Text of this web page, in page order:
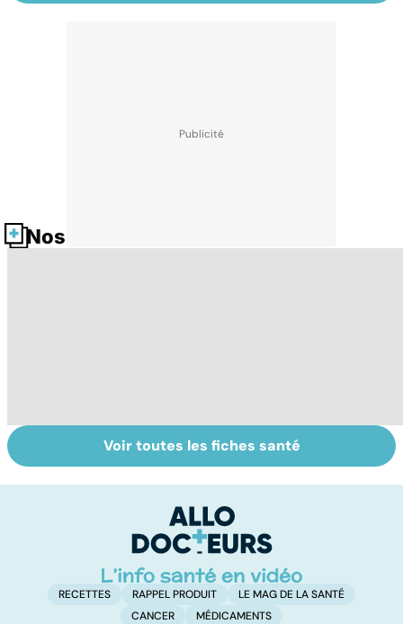
Nos fiches santé
Tout savoir sur
les infections
Inflammation des
amygdales : que
d'angine ?
Voir toutes les fiches santé
RECETTES RAPPEL PRODUIT
LE MAG DE LA SANTÉ
CANCER
MÉDICAMENTS